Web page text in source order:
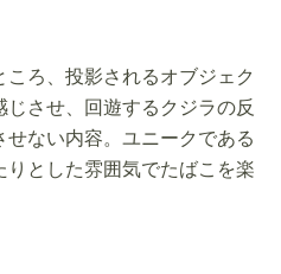
ろ、投影されるオブジェク
じさせ、回遊するクジラの反
ない内容。ユニークである
とした雰囲気でたばこを楽